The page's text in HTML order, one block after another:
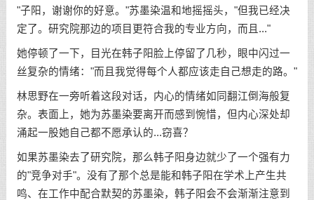
"子阳，谢谢你的好意。"苏墨染温和地摇摇头，"但我已经决
定了。研究院那边的项目更符合我的专业方向，而且..."
她停顿了一下，目光在韩子阳脸上停留了几秒，眼中闪过一
丝复杂的情绪："而且我觉得每个人都应该走自己想走的路。"
林思野在一旁听着这段对话，内心的情绪如同翻江倒海般复
杂。表面上，她为苏墨染要离开而感到惋惜，但内心深处却
涌起一股她自己都不愿承认的...窃喜？
如果苏墨染去了研究院，那么韩子阳身边就少了一个强有力
的"竞争对手"。没有了那个总是能和韩子阳在学术上产生共
鸣、在工作中配合默契的苏墨染，韩子阳会不会渐渐注意到